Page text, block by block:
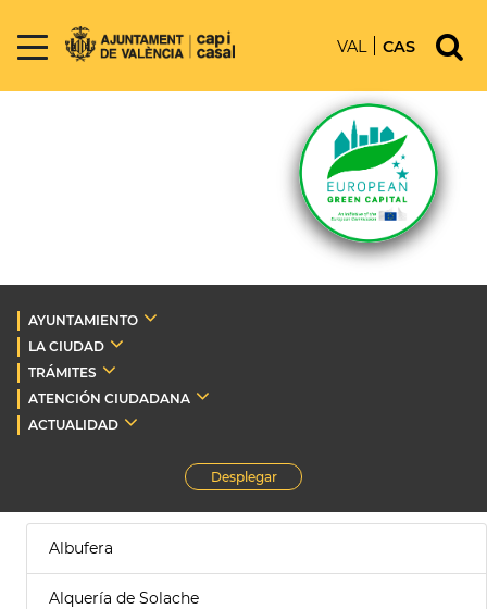
VAL CAS
AYUNTAMIENTO
LA CIUDAD
TRÁMITES
ATENCIÓN CIUDADANA
ACTUALIDAD
Desplegar
Albufera
Alquería de Solache